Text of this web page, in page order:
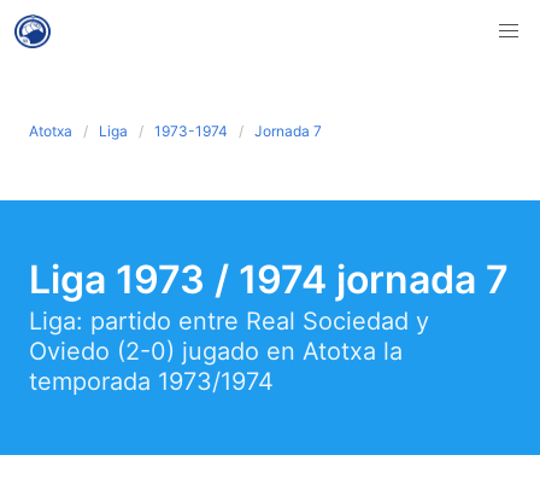
Atotxa Liga 1973-1974 Jornada 7
Liga 1973 / 1974 jornada 7
Liga: partido entre Real Sociedad y
Oviedo (2-0) jugado en Atotxa la
temporada 1973/1974